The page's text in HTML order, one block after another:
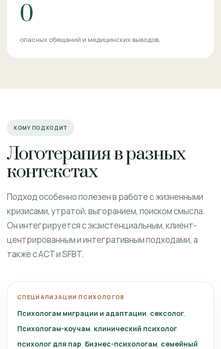
0
опасных обещаний и медицинских выводов.
КОМУ ПОДХОДИТ
Логотерапия в разных
контекстах
Подход особенно полезен в работе с жизненными
кризисами, утратой, выгоранием, поиском смысла.
Он интегрируется с экзистенциальным, клиент-
центрированным и интегративным подходами, а
также с ACT и SFBT.
СПЕЦИАЛИЗАЦИИ ПСИХОЛОГОВ
Психологам миграции и адаптации сексолог
Психологам-коучам клинический психолог
психолог для пар Бизнес-психологам семейный